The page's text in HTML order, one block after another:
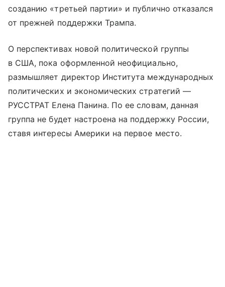
созданию «третьей партии» и публично отказался
от прежней поддержки Трампа.
О перспективах новой политической группы
в США, пока оформленной неофициально,
размышляет директор Института международных
политических и экономических стратегий —
РУССТРАТ Елена Панина. По ее словам, данная
группа не будет настроена на поддержку России,
ставя интересы Америки на первое место.